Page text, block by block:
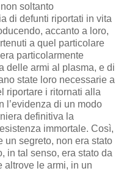
soltanto
di defunti riportati in vita
accanto a loro,
a quel particolare
particolarmente
delle armi al plasma, e di
state loro necessarie a
riportare i ritornati alla
l’evidenza di un modo
definitiva la
immortale. Così,
un segreto, non era stato
in tal senso, era stato da
altrove le armi, in un